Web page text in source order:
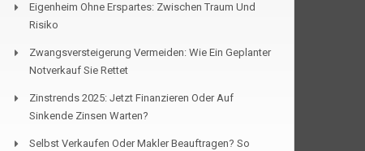
Eigenheim Ohne Erspartes: Zwischen Traum Und
Risiko
Zwangsversteigerung Vermeiden: Wie Ein Geplanter
Notverkauf Sie Rettet
Zinstrends 2025: Jetzt Finanzieren Oder Auf
Sinkende Zinsen Warten?
Selbst Verkaufen Oder Makler Beauftragen? So